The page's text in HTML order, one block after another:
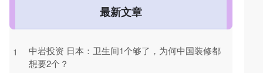
最新文章
1
中岩投资 日本：卫生间1个够了，为何中国装修都
想要2个？